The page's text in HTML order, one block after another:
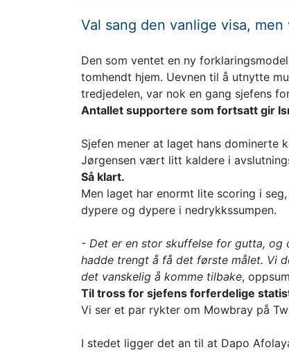
Val sang den vanlige visa,
Den som ventet en ny
tomhendt hjem. Uevnen til å utnytte
tredjedelen, var nok en gang sjefens
Antallet supportere som fortsatt gir
Sjefen mener at laget hans dominerte
Jørgensen vært litt kaldere i
Så klart.
Men laget har enormt lite scoring i
dypere og dypere i nedrykkssumpen.
- Det er en stor skuffelse for gutta, og
hadde trengt å få det første målet. Vi
det vanskelig å komme tilbake,
Til tross for sjefens forferdelige
Vi ser et par rykter om Mowbray på
I stedet ligger det an til at Dapo